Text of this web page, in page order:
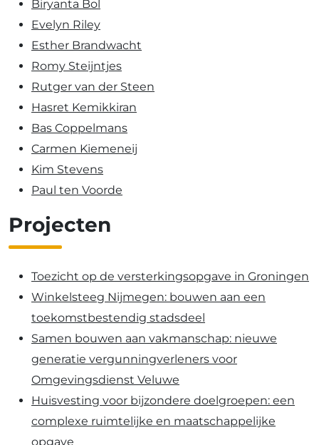
Biryanta Bol
Evelyn Riley
Esther Brandwacht
Romy Steijntjes
Rutger van der Steen
Hasret Kemikkiran
Bas Coppelmans
Carmen Kiemeneij
Kim Stevens
Paul ten Voorde
Projecten
Toezicht op de versterkingsopgave in Groningen
Winkelsteeg Nijmegen: bouwen aan een
toekomstbestendig stadsdeel
Samen bouwen aan vakmanschap: nieuwe
generatie vergunningverleners voor
Omgevingsdienst Veluwe
Huisvesting voor bijzondere doelgroepen: een
complexe ruimtelijke en maatschappelijke
opgave